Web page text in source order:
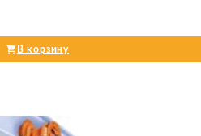
В корзину